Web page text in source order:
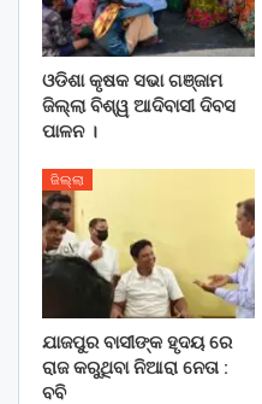
ଓଡିଶା କୃଷକ ସଭା ଗଞ୍ଜାମ
ଜିଲ୍ଲା ବିଶ୍ୱ ଆଦିବାସୀ ଦିବସ
ପାଳନ ।
ଜିଲ୍ଲା
ଯାଜପୁର ବାସୀଙ୍କ ହୃଦୟ ରେ
ରାଜ କରୁଥିବା ନିଆରା ନେତା :
ବବି